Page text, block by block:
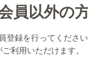
員以外の
登録を行ってくださ
利用いただけます。